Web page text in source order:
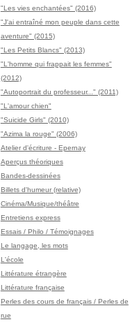
"Les vies enchantées" (2016)
"J'ai entraîné mon peuple dans cette
aventure" (2015)
"Les Petits Blancs" (2013)
"L'homme qui frappait les femmes"
(2012)
"Autoportrait du professeur..." (2011)
"L'amour chien"
"Suicide Girls" (2010)
"Azima la rouge" (2006)
Atelier d'écriture - Epernay
Aperçus théoriques
Bandes-dessinées
Billets d'humeur (relative)
Cinéma/Musique/théâtre
Entretiens express
Essais / Philo / Témoignages
Le langage, les mots
L'école
Littérature étrangère
Littérature française
Perles des cours de français / Perles de
rue